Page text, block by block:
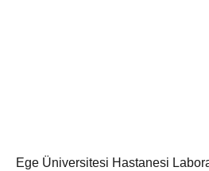
Ege Üniversitesi Hastanesi